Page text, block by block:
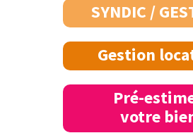
SYNDIC /
Gestion
Pré-
votre